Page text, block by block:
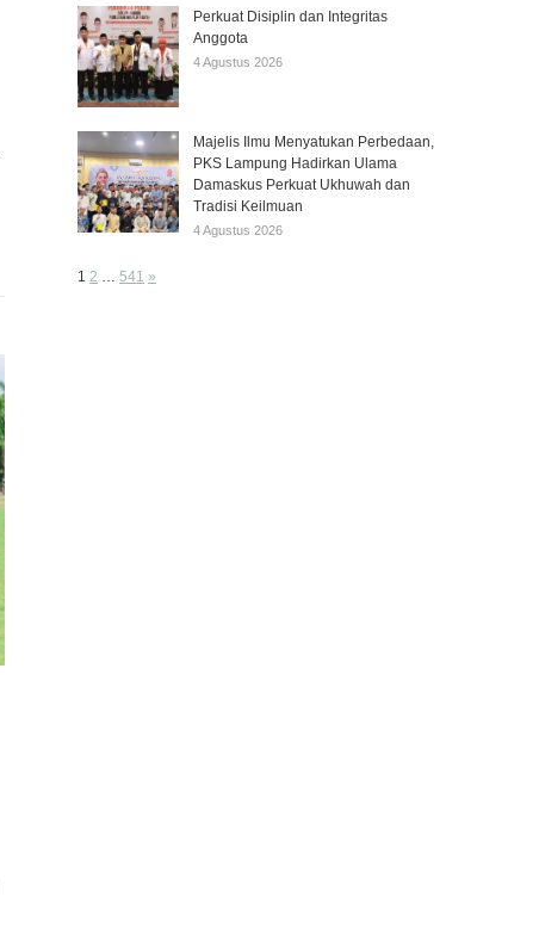
Perkuat Disiplin dan Integritas
Anggota
4 Agustus 2026
Majelis Ilmu Menyatukan Perbedaan,
PKS Lampung Hadirkan Ulama
Damaskus Perkuat Ukhuwah dan
Tradisi Keilmuan
4 Agustus 2026
Page:
1 2 … 541 Next
»